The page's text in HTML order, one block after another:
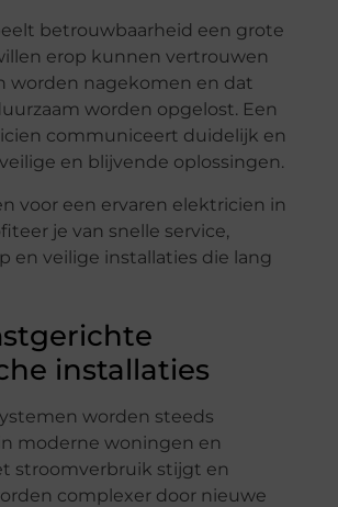
betrouwbaarheid een grote
erop kunnen vertrouwen
worden nagekomen en dat
worden opgelost. Een
communiceert duidelijk en
en blijvende oplossingen.
voor een ervaren elektricien in
je van snelle service,
en veilige installaties die lang
installaties
worden steeds
moderne woningen en
stroomverbruik stijgt en
complexer door nieuwe